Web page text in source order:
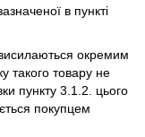
в пункті
окремим
такого товару не
пункту 3.1.2. цього
покупцем